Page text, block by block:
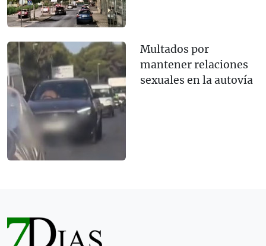
Multados por
mantener relaciones
sexuales en la autovía